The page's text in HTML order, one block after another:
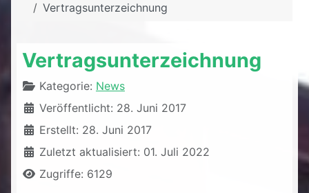
Vertragsunterzeichnung
Vertragsunterzeichnung
DetailsKategorie: News
Veröffentlicht: 28. Juni 2017
Erstellt: 28. Juni 2017
Zuletzt aktualisiert: 01. Juli 2022
Zugriffe: 6129